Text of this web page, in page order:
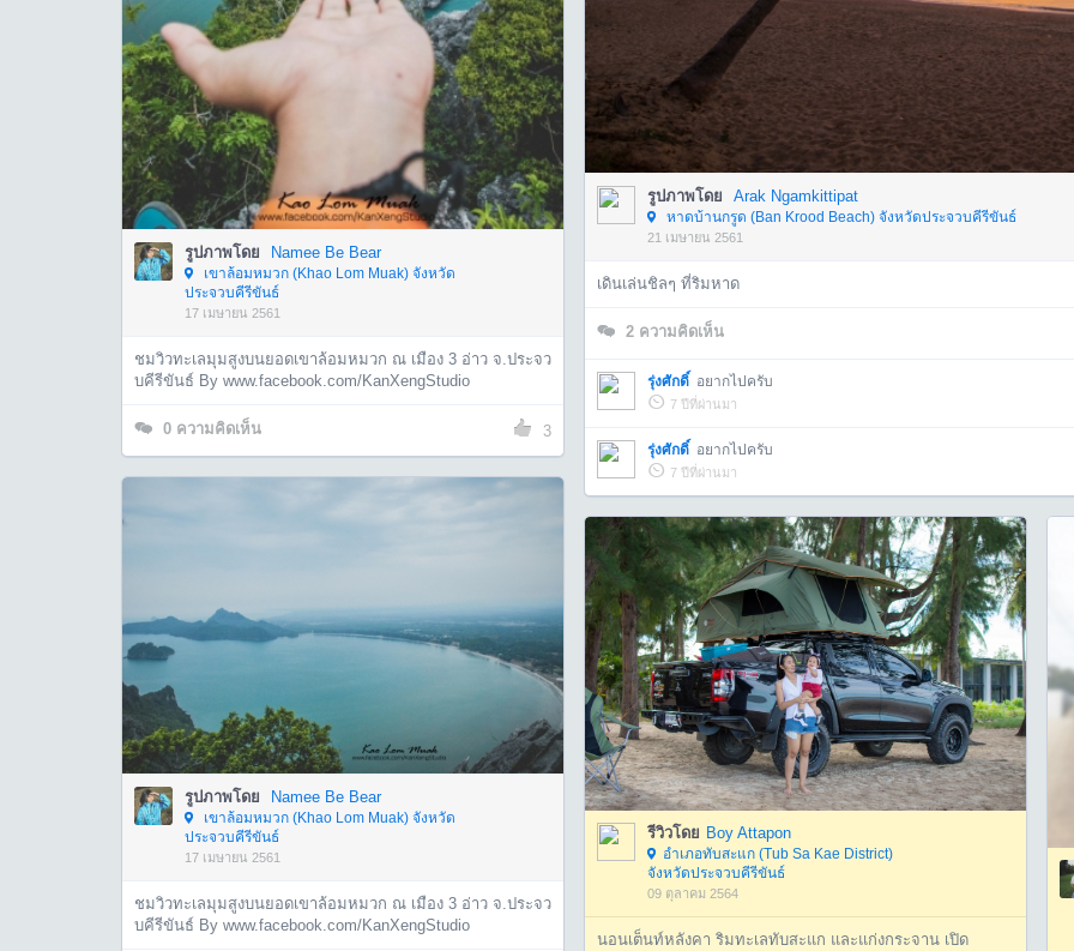
รูปภาพโดย Namee Be Bear
เขาล้อมหมวก (Khao Lom Muak) จังหวัด
ประจวบคีรีขันธ์
17 เมษายน 2561
ชมวิวทะเลมุมสูงบนยอดเขาล้อมหมวก ณ เมือง 3 อ่าว จ.ประจว
บคีรีขันธ์ By www.facebook.com/KanXengStudio
0 ความคิดเห็น 3
รูปภาพโดย Arak Ngamkittipat
หาดบ้านกรูด (Ban Krood Beach) จังหวัดประจวบคีรีขันธ์
21 เมษายน 2561
เดินเล่นชิลๆ ที่ริมหาด
2 ความคิดเห็น
รุ่งศักดิ์ อยากไปครับ
7 ปีที่ผ่านมา
รุ่งศักดิ์ อยากไปครับ
7 ปีที่ผ่านมา
รูปภาพโดย Namee Be Bear
เขาล้อมหมวก (Khao Lom Muak) จังหวัด
ประจวบคีรีขันธ์
17 เมษายน 2561
ชมวิวทะเลมุมสูงบนยอดเขาล้อมหมวก ณ เมือง 3 อ่าว จ.ประจว
บคีรีขันธ์ By www.facebook.com/KanXengStudio
รีวิวโดย Boy Attapon
อำเภอทับสะแก (Tub Sa Kae District)
จังหวัดประจวบคีรีขันธ์
09 ตุลาคม 2564
นอนเต็นท์หลังคา ริมทะเลทับสะแก และแก่งกระจาน เปิด